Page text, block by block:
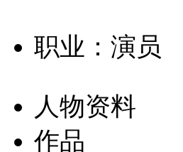
职业：演员
人物资料
作品